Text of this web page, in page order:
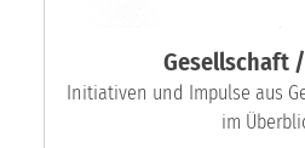
Gesellschaft
Initiativen und Impulse aus
im